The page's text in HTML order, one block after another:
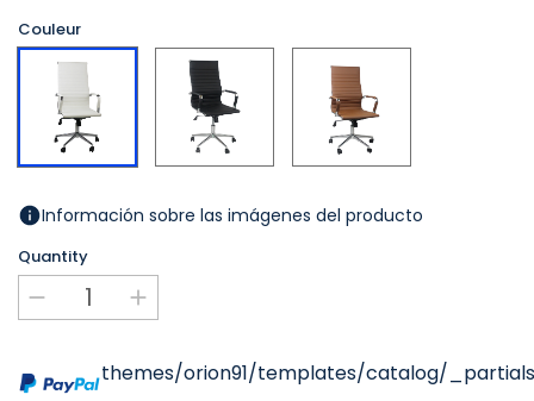
Couleur
Blanc Noir Marron
Información sobre las imágenes del producto
Quantity
themes/orion91/templates/catalog/